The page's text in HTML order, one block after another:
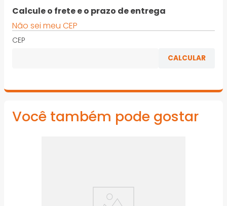
*Imagens meramente ilustrativas
Calcule o frete e o prazo de entrega
Não sei meu CEP
CEP
Você também pode gostar